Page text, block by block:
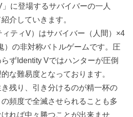
に登場するサバイバーの一人
介していきます。
ティV）はサバイバー（人間）×4
）の非対称バトルゲームです。圧
ずIdentity Vではハンターが圧倒
な難易度となっております。
残り、引き分けるのが精一杯の
頻度で全滅させられることも多
れば中々勝つことが出来ませ